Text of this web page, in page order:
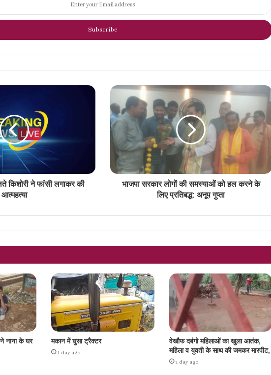
किशोरी ने फांसी लगाकर की
आत्महत्या
भाजपा सरकार लोगों की समस्याओं को हल करने के
लिए प्रतिबद्ध: अनूप गुप्ता
नाना के घर
मकान में घुसा ट्रैक्टर
1 day ago
वेखौफ दबंगो महिलाओं का खुला आतंक,
महिला व युवती के साथ की जमकर मारपीट,
1 day ago